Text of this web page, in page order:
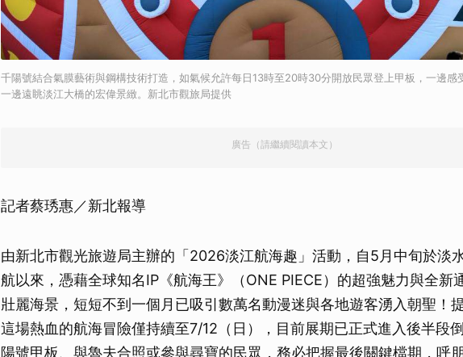
千陽號結合氣膜藝術與鋼構技術打造，如氣候允許每日13時至20時30分開放民眾登上甲板，一邊感
一邊遠眺淡江大橋的宏偉景緻。新北市觀旅局提供
廣告（請繼續閱讀本文）
記者蔡琇惠／新北報導
由新北市觀光旅遊局主辦的「2026淡江航海趣」活動，自5月中旬於淡
航以來，憑藉全球知名IP《航海王》（ONE PIECE）的超強魅力與全新
壯麗海景，短短不到一個月已吸引數萬名動漫迷與各地遊客湧入朝聖！
這場熱血的航海冒險僅持續至7/12（日），目前展期已正式進入後半段
陽號甲板、與魯夫合照或參與尋寶的民眾，務必把握最後關鍵檔期，呼